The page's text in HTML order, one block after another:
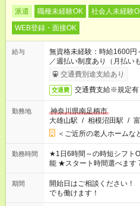
派遣 職種未経験OK 社会人未経験
WEB登録・面接OK
給与
無資格未経験：時給1600
／週払い制度あり（月払い
了次第のお支払いとなります
交通費別途支給あり
交通費 交通費支給※規定有
勤務地
神奈川県南足柄市
大雄山駅 / 相模沼田駅 /
＜ご近所の老人ホームな
勤務時間
★1日6時間～の時短シフトOK ★もちろんフルタイムシフト
能 ★スタート時間選べます
20:00 など 残業なし！ ※Wワークの場合、他のお仕事と合わせ
週40時間超の就業はご案
間以上勤務は社会保険への
（日雇い派遣の原則禁止）
期間
開始日はご相談ください
でも働けます！